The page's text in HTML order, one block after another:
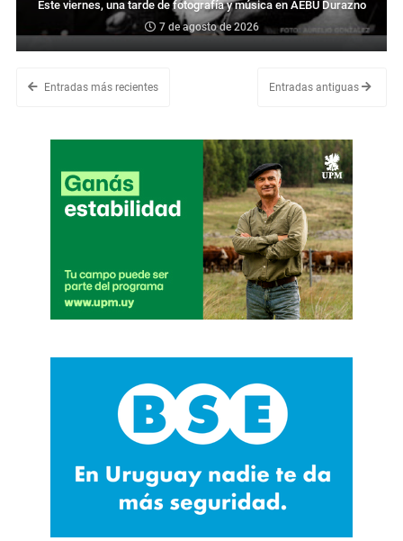
Este viernes, una tarde de fotografía y música en AEBU Durazno
7 de agosto de 2026
Entradas más recientes Entradas antiguas